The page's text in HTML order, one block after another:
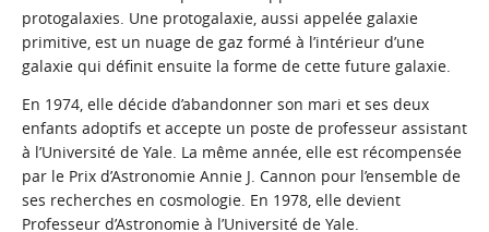
protogalaxies. Une protogalaxie, aussi appelée galaxie
primitive, est un nuage de gaz formé à l’intérieur d’une
galaxie qui définit ensuite la forme de cette future galaxie.
En 1974, elle décide d’abandonner son mari et ses deux
enfants adoptifs et accepte un poste de professeur assistant
à l’Université de Yale. La même année, elle est récompensée
par le Prix d’Astronomie Annie J. Cannon pour l’ensemble de
ses recherches en cosmologie. En 1978, elle devient
Professeur d’Astronomie à l’Université de Yale.